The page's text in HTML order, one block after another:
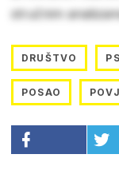
stručnim
DRUŠTVO
POSAO